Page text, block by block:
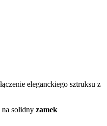
eleganckiego sztruksu z
na solidny zamek